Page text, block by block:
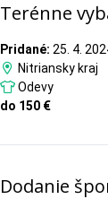
Terénne
Pridané: 25. 4.
Nitriansky kraj
Odevy
do 150 €
Dodanie